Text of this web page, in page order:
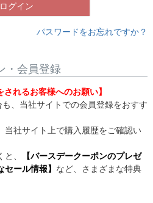
ログイン
パスワードをお忘れですか？
・会員登録
れるお客様へのお願い】
、当社サイトでの会員登録をおすす
当社サイト上で購入履歴をご確認い
、
【バースデークーポンのプレゼ
ール情報】 など、さまざまな特典